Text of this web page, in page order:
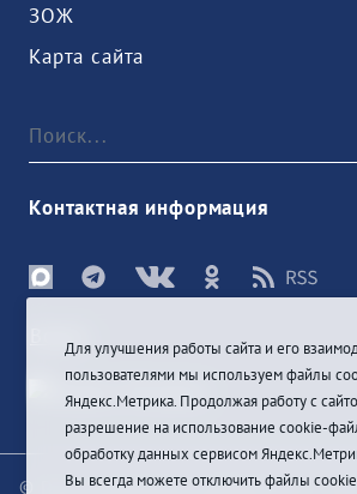
ЗОЖ
Карта сайта
Контактная информация
Войти
© При цитировании информации с
Для улучшения работы сайта и его
пользователями мы используем файлы
Яндекс.Метрика. Продолжая работу с
разрешение на использование cookie-
обработку данных сервисом
Вы всегда можете отключить файлы cookie